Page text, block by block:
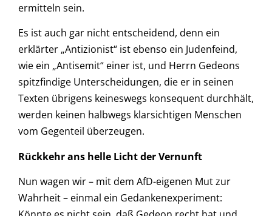
ermitteln sein.
Es ist auch gar nicht entscheidend, denn ein
erklärter „Antizionist“ ist ebenso ein Judenfeind,
wie ein „Antisemit“ einer ist, und Herrn Gedeons
spitzfindige Unterscheidungen, die er in seinen
Texten übrigens keineswegs konsequent durchhält,
werden keinen halbwegs klarsichtigen Menschen
vom Gegenteil überzeugen.
Rückkehr ans helle Licht der Vernunft
Nun wagen wir – mit dem AfD-eigenen Mut zur
Wahrheit – einmal ein Gedankenexperiment: